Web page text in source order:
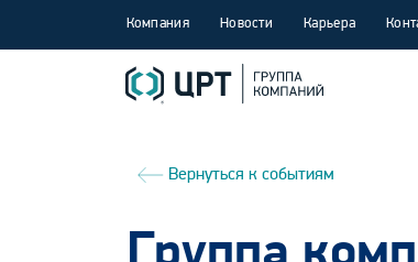
Компания Новости Карьера
Вернуться к событиям